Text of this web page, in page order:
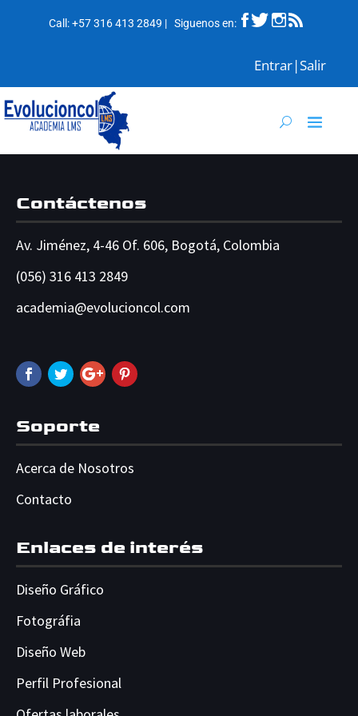
Call:+57 316 413 2849 | Siguenos en:
Entrar|Salir
Contáctenos
Av. Jiménez, 4-46 Of. 606, Bogotá, Colombia
(056) 316 413 2849
academia@evolucioncol.com
Soporte
Acerca de Nosotros
Contacto
Enlaces de interés
Diseño Gráfico
Fotográfia
Diseño Web
Perfil Profesional